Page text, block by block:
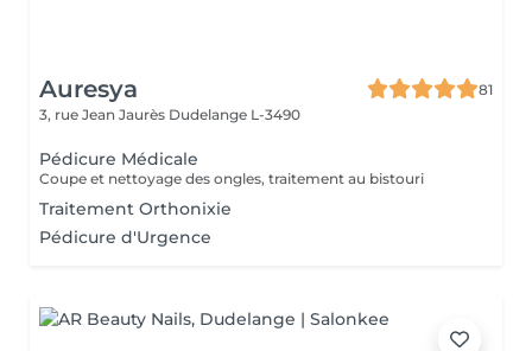
Auresya
81
3, rue Jean Jaurès Dudelange L-3490
Pédicure Médicale
Coupe et nettoyage des ongles, traitement au bistouri
Traitement Orthonixie
Pédicure d'Urgence